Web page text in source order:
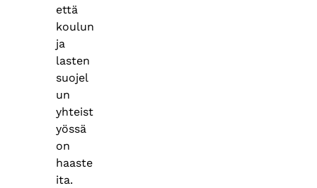
että
koulun
ja
lasten
suojel
un
yhteist
yössä
on
haaste
ita.